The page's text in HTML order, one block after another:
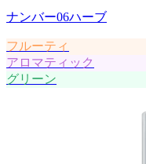
ナンバー06ハーブ
フルーティ
アロマティック
グリーン